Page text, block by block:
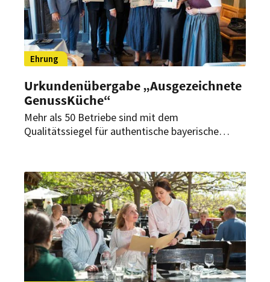
Ehrung
Urkundenübergabe „Ausgezeichnete
GenussKüche“
Mehr als 50 Betriebe sind mit dem
Qualitätssiegel für authentische bayerische
„Lieblingsbiergarten 2026“ geehrt.